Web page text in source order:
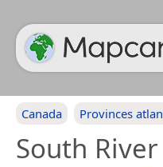
Canada Provinces
South